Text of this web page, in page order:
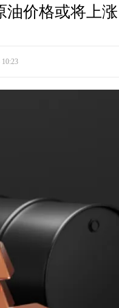
油价格或将上涨
10:23